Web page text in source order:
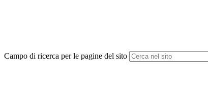
Campo di ricerca per le pagine del sito